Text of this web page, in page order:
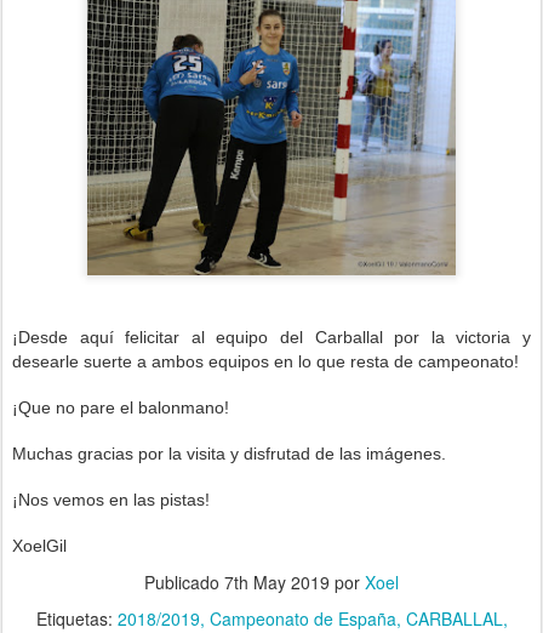
¡Desde aquí felicitar al equipo del Carballal por la victoria y
desearle suerte a ambos equipos en lo que resta de campeonato!
¡Que no pare el balonmano!
Muchas gracias por la visita y disfrutad de las imágenes.
¡Nos vemos en las pistas!
XoelGil
Publicado 7th May 2019 por Xoel
Etiquetas: 2018/2019 Campeonato de España CARBALLAL